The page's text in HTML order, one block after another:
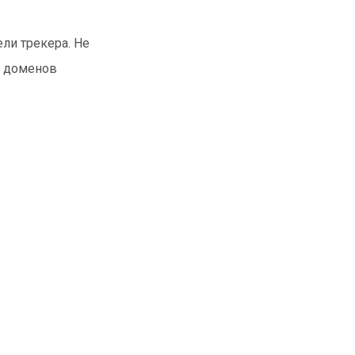
трекера. Не
доменов